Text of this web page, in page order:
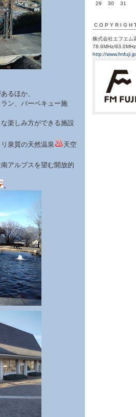
るほか、
ン、バーベキュー施
楽しみ方ができる施設
泉質の天然温泉
天空
アルプスを望む開放的
。
29
30 31
株式会社エフエム
78.6MHz/
http://www.fmfuji.jp